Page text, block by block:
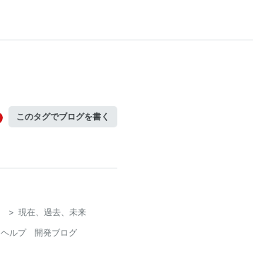
このタグでブログを書く
> 現在、過去、未来
ヘルプ
開発ブログ